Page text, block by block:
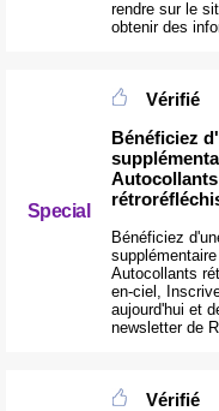
rendre sur le
obtenir des
Special
Vérifié
Bénéficiez
Autocollants
Bénéficiez
Autocollants
en-ciel,
aujourd'hui et
newsletter de
Vérifié